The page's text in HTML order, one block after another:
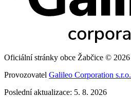
Oficiální stránky obce Žabčice © 2026
Provozovatel Galileo Corporation s.r.o.
Poslední aktualizace: 5. 8. 2026